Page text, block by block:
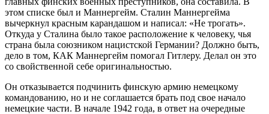
этом списке был и Маннергейм. Сталин Маннергейма
вычеркнул красным карандашом и написал: «Не трогать».
Откуда у Сталина было такое расположение к человеку, чья
страна была союзником нацистской Германии? Должно быть,
дело в том, КАК Маннергейм помогал Гитлеру. Делал он это
со свойственной себе оригинальностью.
Он отказывается подчинить финскую армию немецкому
командованию, но и не соглашается брать под свое начало
немецкие части. В начале 1942 года, в ответ на очередные